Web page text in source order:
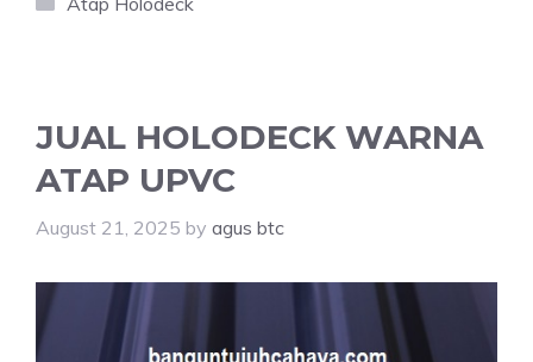
JUAL HOLODECK WARNA
ATAP UPVC
August 21, 2025 by agus btc